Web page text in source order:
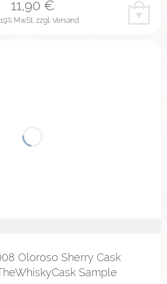
MwSt. zzgl. Versand
11,90€
Oloroso Sherry Cask
Sample